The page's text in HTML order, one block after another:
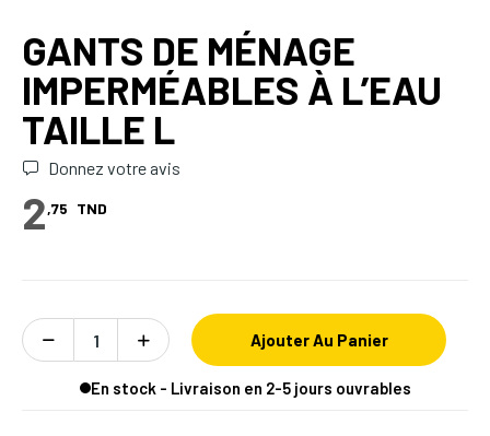
GANTS DE MÉNAGE
IMPERMÉABLES À L’EAU
TAILLE L
Donnez votre avis
2,75 TND
Ajouter Au Panier
En stock - Livraison en 2-5 jours ouvrables